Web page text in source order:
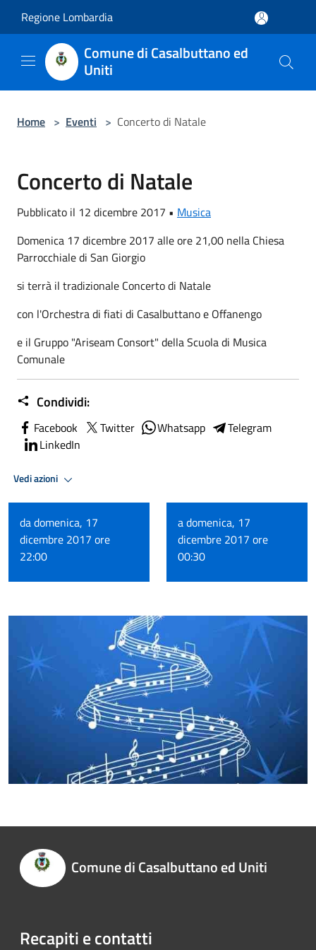
Regione Lombardia
Comune di Casalbuttano ed
Uniti
Home > Eventi > Concerto di Natale
Concerto di Natale
Pubblicato il 12 dicembre 2017 • Musica
Domenica 17 dicembre 2017 alle ore 21,00 nella Chiesa
Parrocchiale di San Giorgio
si terrà il tradizionale Concerto di Natale
con l'Orchestra di fiati di Casalbuttano e Offanengo
e il Gruppo "Ariseam Consort" della Scuola di Musica
Comunale
Condividi:
Facebook Twitter Whatsapp
Telegram
LinkedIn
Vedi azioni
da domenica, 17
dicembre 2017 ore
22:00
a domenica, 17
dicembre 2017 ore
00:30
Comune di Casalbuttano ed Uniti
Recapiti e contatti